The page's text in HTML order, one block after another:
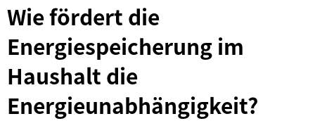
Wie fördert die
Energiespeicherung im
Haushalt die
Energieunabhängigkeit?